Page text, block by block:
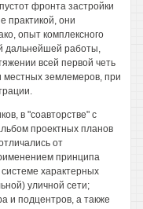
фронта застройки
практикой, они
опыт комплексного
дальнейшей работы,
всей первой четь
местных землемеров, при
в "соавторстве" с
проектных планов
от
принципа
характерных
уличной сети;
и подцентров, а также